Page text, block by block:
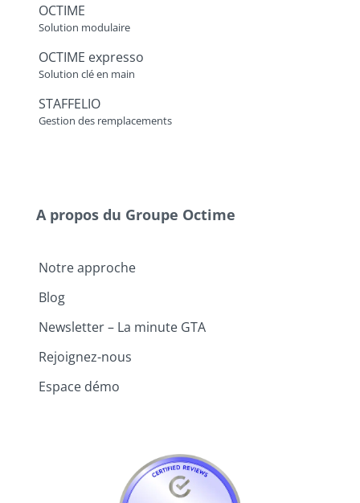
OCTIME
Solution modulaire
OCTIME expresso
Solution clé en main
STAFFELIO
Gestion des remplacements
A propos du Groupe Octime
Notre approche
Blog
Newsletter – La minute GTA
Rejoignez-nous
Espace démo